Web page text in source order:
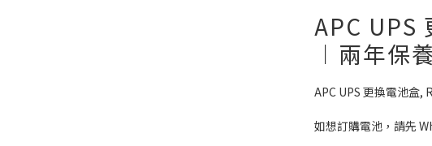
APC UPS
︱兩年保
APC UPS 更換電池盒,
如想訂購電池，請先